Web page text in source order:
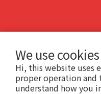
We use cookies
Hi, this website uses
proper operation
understand how you
或個人機敏資料，也請不要點擊任
撥打